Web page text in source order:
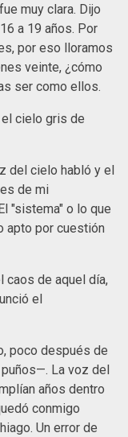
muy clara. Dijo
a 19 años. Por
por eso lloramos
veinte, ¿cómo
ser como ellos.
el cielo gris de
del cielo habló y el
de mi
"sistema" o lo que
apto por cuestión
caos de aquel día,
el
poco después de
La voz del
años dentro
conmigo
Un error de